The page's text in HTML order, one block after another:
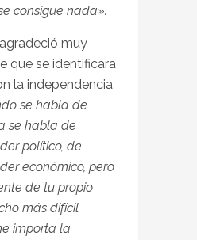
consigue nada».
muy
que se identificara
la independencia
se habla de
se habla de
político, de
económico, pero
de tu propio
más difícil
importa la